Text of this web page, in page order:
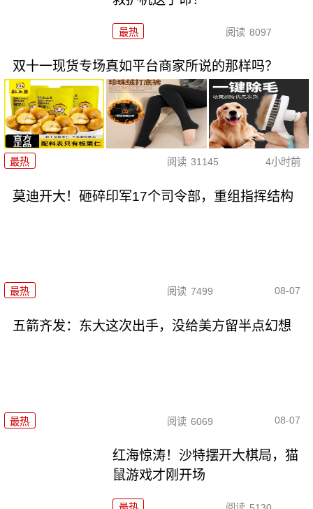
最热 阅读 8097
双十一现货专场真如平台商家所说的那样吗？
最热 阅读 31145 4小时前
莫迪开大！砸碎印军17个司令部，重组指挥结构
最热 阅读 7499 08-07
五箭齐发：东大这次出手，没给美方留半点幻想
最热 阅读 6069 08-07
红海惊涛！沙特摆开大棋局，猫
鼠游戏才刚开场